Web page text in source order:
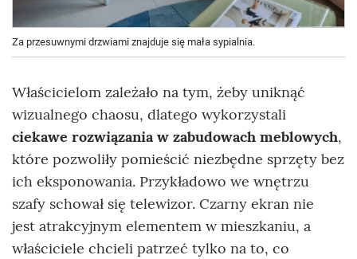
Za przesuwnymi drzwiami znajduje się mała sypialnia.
Właścicielom zależało na tym, żeby uniknąć
wizualnego chaosu, dlatego wykorzystali
ciekawe rozwiązania w zabudowach meblowych,
które pozwoliły pomieścić niezbędne sprzęty bez
ich eksponowania. Przykładowo we wnętrzu
szafy schował się telewizor. Czarny ekran nie
jest atrakcyjnym elementem w mieszkaniu, a
właściciele chcieli patrzeć tylko na to, co